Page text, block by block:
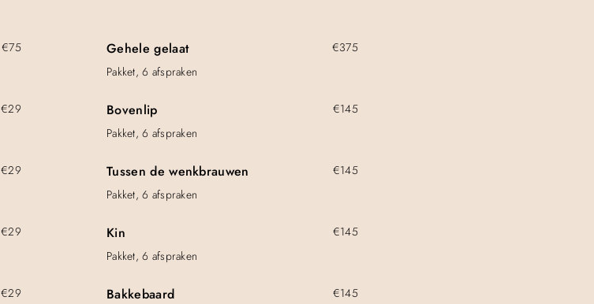
€75
Gehele gelaat
€375
Pakket, 6 afspraken
€29
Bovenlip
€145
Pakket, 6 afspraken
€29
Tussen de wenkbrauwen
€145
Pakket, 6 afspraken
€29
Kin
€145
Pakket, 6 afspraken
€29
Bakkebaard
€145